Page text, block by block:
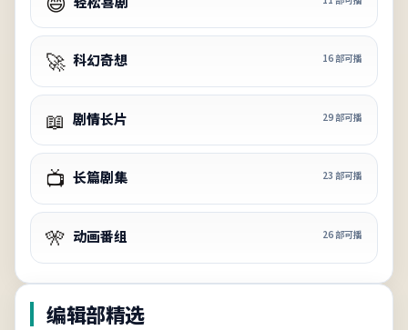
🚀 科幻奇想 16部可播
📖 剧情长片 29部可播
📺 长篇剧集 23 部可播
🎌 动画番组 26部可播
编辑部精选